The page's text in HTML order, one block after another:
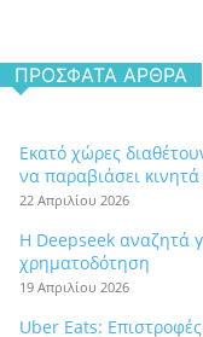
ΠΡΌΣΦΑΤΑ ΆΡΘΡΑ
Εκατό χώρες
να παραβιάσει
22 Απριλίου 2026
Η Deepseek αναζητά
χρηματοδότηση
19 Απριλίου 2026
Uber Eats: